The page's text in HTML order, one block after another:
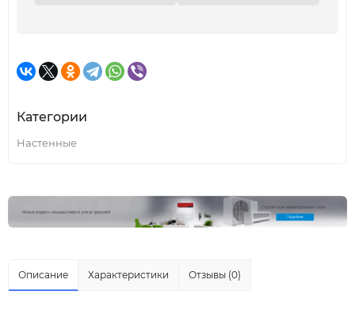
Категории
Настенные
Описание Характеристики Отзывы (0)